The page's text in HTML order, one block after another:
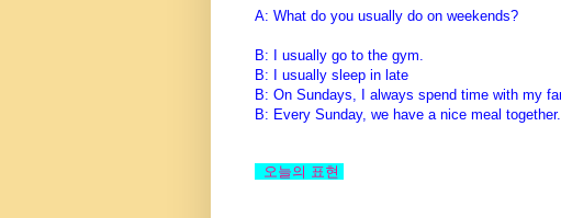
A: What do you usually do on weekends?
B: I usually go to the gym.
B: I usually sleep in late
B: On Sundays, I always spend time with my
B: Every Sunday, we have a nice meal together.
오늘의 표현